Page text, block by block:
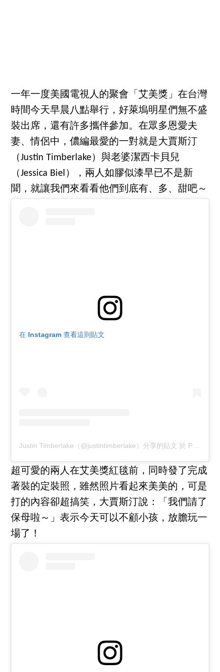
一年一度美國電視人的聚會「艾美獎」在台灣
時間今天早晨八點舉行，好萊塢明星們無不盛
裝出席，還有許多攜伴參加。在眾多恩愛夫
妻、情侶中，儂編最愛的一對就是大賈斯汀
（Justin Timberlake）與老婆潔西卡貝兒
（Jessica Biel），兩人如膠似漆早已不是新
聞，就讓我們來看看他們到底有、多、甜吧～
在 Instagram 查看這則貼文
Justin Timberlake（@justintimberlake）分享的貼文 於 PDT 2018 年 9月 月 17 日 下午 4:47
超可愛的兩人在艾美獎紅毯前，同時發了完成
著裝的定裝照，雖然照片看起來美美的，可是
打的內容卻超搞笑，大賈斯汀說：「我們請了
保母啦～」表示今天可以不顧小孩，放膽玩一
場了！